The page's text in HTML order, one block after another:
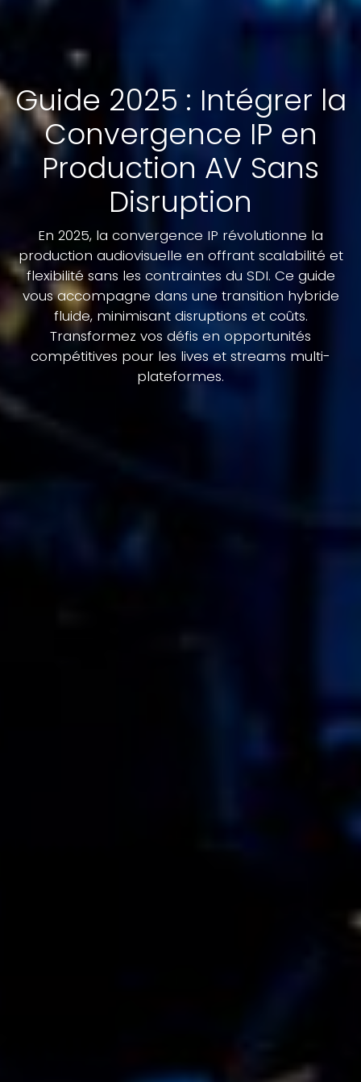
Guide 2025 : Intégrer la
Convergence IP en
Production AV Sans
Disruption
En 2025, la convergence IP révolutionne la
production audiovisuelle en offrant scalabilité et
flexibilité sans les contraintes du SDI. Ce guide
vous accompagne dans une transition hybride
fluide, minimisant disruptions et coûts.
Transformez vos défis en opportunités
compétitives pour les lives et streams multi-
plateformes.